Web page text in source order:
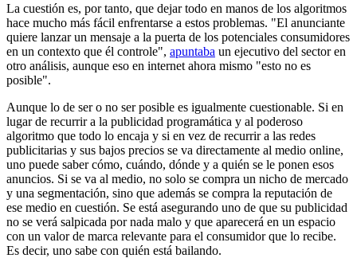
La cuestión es, por tanto, que dejar todo en manos de los algoritmos
hace mucho más fácil enfrentarse a estos problemas. "El anunciante
quiere lanzar un mensaje a la puerta de los potenciales consumidores
en un contexto que él controle", apuntaba un ejecutivo del sector en
otro análisis, aunque eso en internet ahora mismo "esto no es
posible".
Aunque lo de ser o no ser posible es igualmente cuestionable. Si en
lugar de recurrir a la publicidad programática y al poderoso
algoritmo que todo lo encaja y si en vez de recurrir a las redes
publicitarias y sus bajos precios se va directamente al medio online,
uno puede saber cómo, cuándo, dónde y a quién se le ponen esos
anuncios. Si se va al medio, no solo se compra un nicho de mercado
y una segmentación, sino que además se compra la reputación de
ese medio en cuestión. Se está asegurando uno de que su publicidad
no se verá salpicada por nada malo y que aparecerá en un espacio
con un valor de marca relevante para el consumidor que lo recibe.
Es decir, uno sabe con quién está bailando.